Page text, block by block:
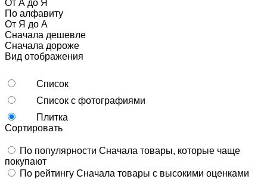
От А до Я
По алфавиту
От Я до А
Сначала дешевле
Сначала дороже
Вид отображения
Список
Список с фотографиями
Плитка
Сортировать
По популярности Сначала товары, которые чаще
покупают
По рейтингу Сначала товары с высокими оценками